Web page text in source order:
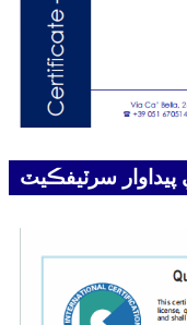
سرٽيفڪيٽ